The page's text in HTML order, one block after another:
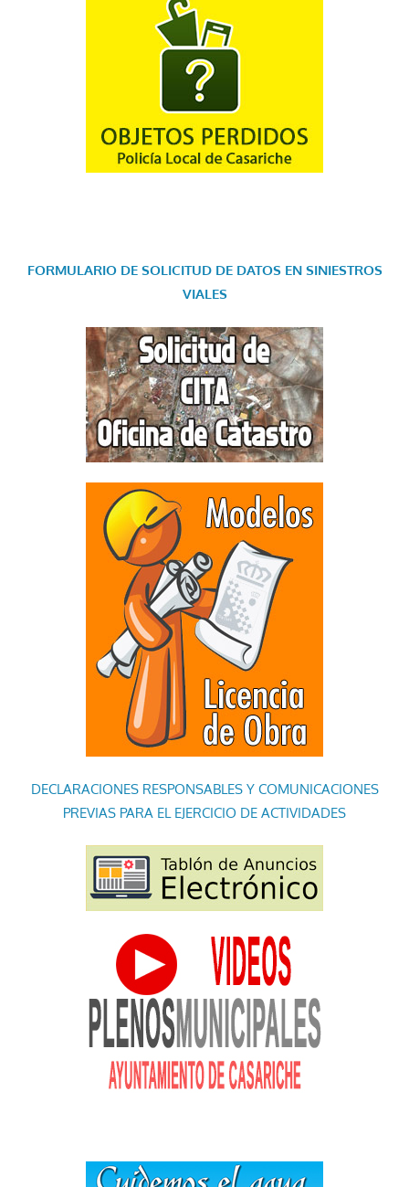
FORMULARIO DE SOLICITUD DE DATOS EN SINIESTROS
VIALES
DECLARACIONES RESPONSABLES Y COMUNICACIONES
PREVIAS PARA EL EJERCICIO DE ACTIVIDADES